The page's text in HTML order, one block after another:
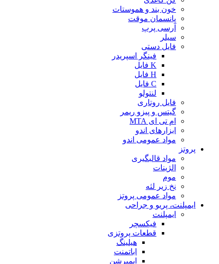
خون بند و هموستات
پانسمان موقت
آرسی پرپ
سیلر
فایل دستی
فینگر اسپریدر
K فایل
H فایل
C فایل
لنتولو
فایل روتاری
گیتس و پیزو ریمر
ام تی ای MTA
ابزارهای اندو
مواد عمومی اندو
پروتز
مواد قالبگیری
الژینات
موم
نخ زیر لثه
مواد عمومی پروتز
ایمپلنت، پریو و جراحی
ایمپلنت
فیکسچر
قطعات پروتزی
هیلینگ
اباتمنت
ایمپرشن